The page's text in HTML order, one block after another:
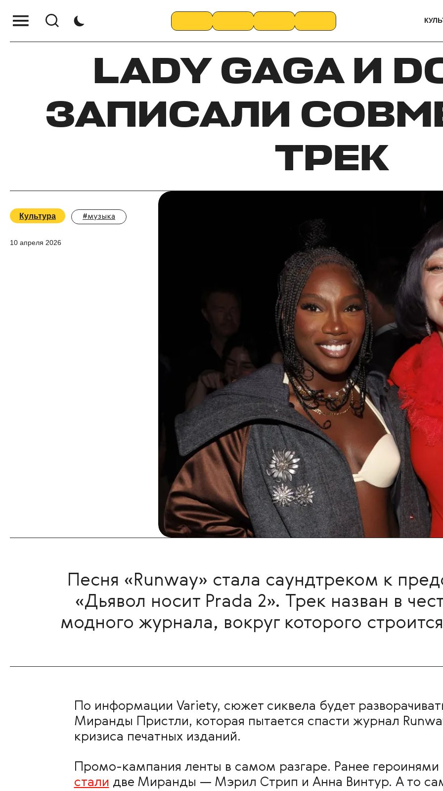
LADY GAGA И
ЗАПИСАЛИ
ТРЕК
Культура #музыка
10 апреля 2026
Песня «Runway» стала саундтреком к
«Дьявол носит Prada 2». Трек назван в
модного журнала, вокруг которого
По информации Variety, сюжет сиквела будет
Миранды Пристли, которая пытается спасти журнал
кризиса печатных изданий.
Промо-кампания ленты в самом разгаре. Ранее героинями
стали две Миранды — Мэрил Стрип и Анна Винтур. А то